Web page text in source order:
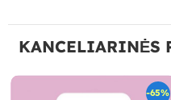
KANCELIARINĖS
-65%